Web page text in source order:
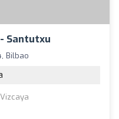
Santutxu
Bilbao